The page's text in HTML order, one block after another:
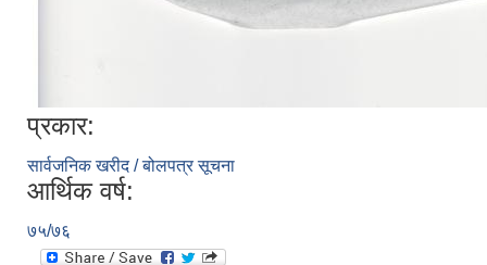
प्रकार:
सार्वजनिक खरीद / बोलपत्र सूचना
आर्थिक वर्ष:
७५/७६